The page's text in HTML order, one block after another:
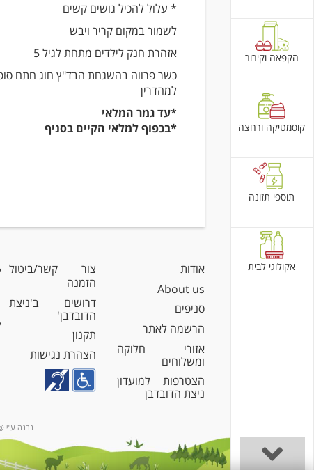
הקפאה וקירור
קוסמטיקה ורחצה
תוספי תזונה
אקולוגי לבית
* עלול להכיל גושים קשים
לשמור במקום קריר ויבש
אזהרת חנק לילדים מתחת לגיל 5
כשר פרווה בהשגחת הבד"ץ חוג חתם
למהדרין
*עד גמר המלאי
*בכפוף למלאי הקיים בסניף
אודות
About us
סניפים
הרשמה לאתר
אזורי חלוקה
ומשלוחים
הצטרפות למועדון
ניצת הדובדבן
צור קשר/ביטול
הזמנה
דרושים ב'ניצת
הדובדבן'
תקנון
הצהרת נגישות
נבנה ע"י